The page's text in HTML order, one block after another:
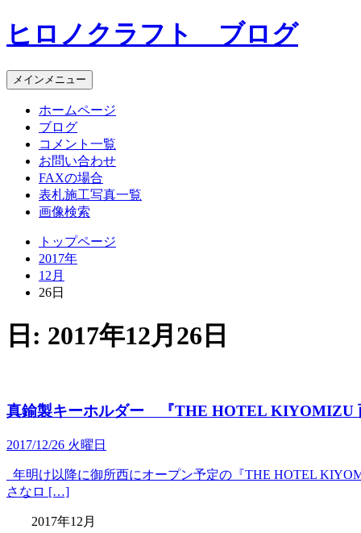
コ
ン
ン
ツ
ヒロノクラフト ブログ
メインメニュー
ホームページ
ブログ
コメント一覧
お問い合わせ
FAXの場合
表札施工写真一覧
画像検索
トップページ
2017年
12月
26日
日: 2017年12月26日
真鍮製キーホルダー 『THE HOTEL KIYOMIZU
2017/12/26 火曜日
年明け以降に御所西にオープン予定の『THE HOTEL
さなロ […]
2017年12月